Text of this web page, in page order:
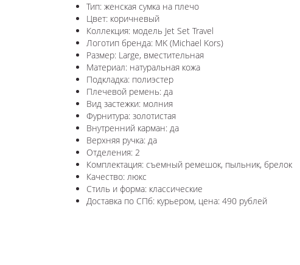
Тип: женская сумка на плечо
Цвет: коричневый
Коллекция: модель Jet Set Travel
Логотип бренда: MK (Michael Kors)
Размер: Large, вместительная
Материал: натуральная кожа
Подкладка: полиэстер
Плечевой ремень: да
Вид застежки: молния
Фурнитура: золотистая
Внутренний карман: да
Верхняя ручка: да
Отделения: 2
Комплектация: съемный ремешок, пыльник, брелок
Качество: люкс
Стиль и форма: классические
Доставка по СПб: курьером, цена: 490 рублей